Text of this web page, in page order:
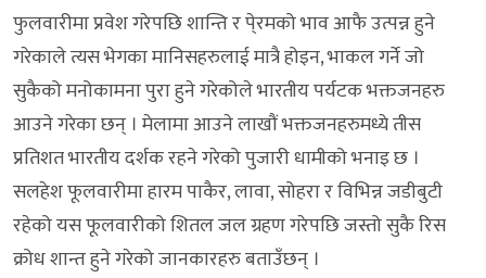
फुलवारीमा प्रवेश गरेपछि शान्ति र पे्रमको भाव आफै उत्पन्न हुने
गरेकाले त्यस भेगका मानिसहरुलाई मात्रै होइन, भाकल गर्ने जो
सुकैको मनोकामना पुरा हुने गरेकोले भारतीय पर्यटक भक्तजनहरु
आउने गरेका छन् । मेलामा आउने लाखौं भक्तजनहरुमध्ये तीस
प्रतिशत भारतीय दर्शक रहने गरेको पुजारी धामीको भनाइ छ ।
सलहेश फूलवारीमा हारम पाकैर, लावा, सोहरा र विभिन्न जडीबुटी
रहेको यस फूलवारीको शितल जल ग्रहण गरेपछि जस्तो सुकै रिस
क्रोध शान्त हुने गरेको जानकारहरु बताउँछन् ।